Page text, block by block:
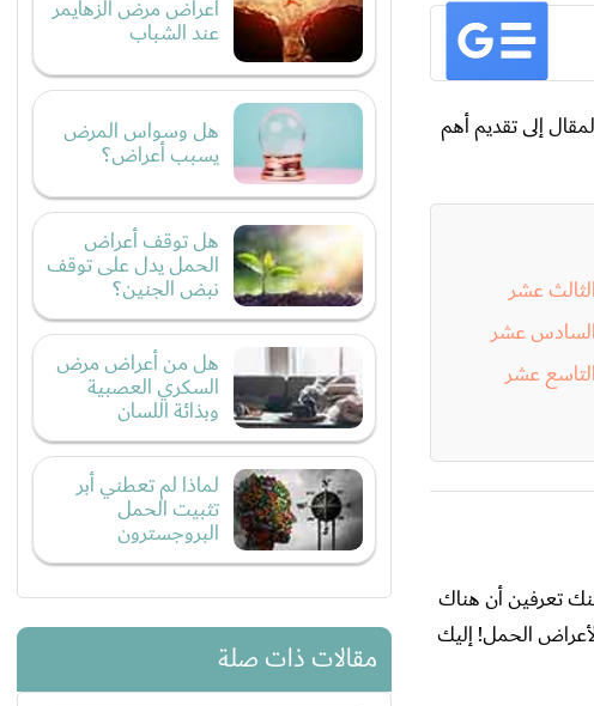
إلى تقديم أهم
عشر
عشر
عشر
تعرفين أن هناك
الحمل! إليك
أعراض مرض الزهايمر
عند الشباب
هل وسواس المرض
يسبب أعراض؟
هل توقف أعراض
الحمل يدل على توقف
نبض الجنين؟
هل من أعراض مرض
السكري العصبية
وبذائة اللسان
لماذا لم تعطني أبر
تثبيت الحمل
البروجسترون
مقالات ذات صلة